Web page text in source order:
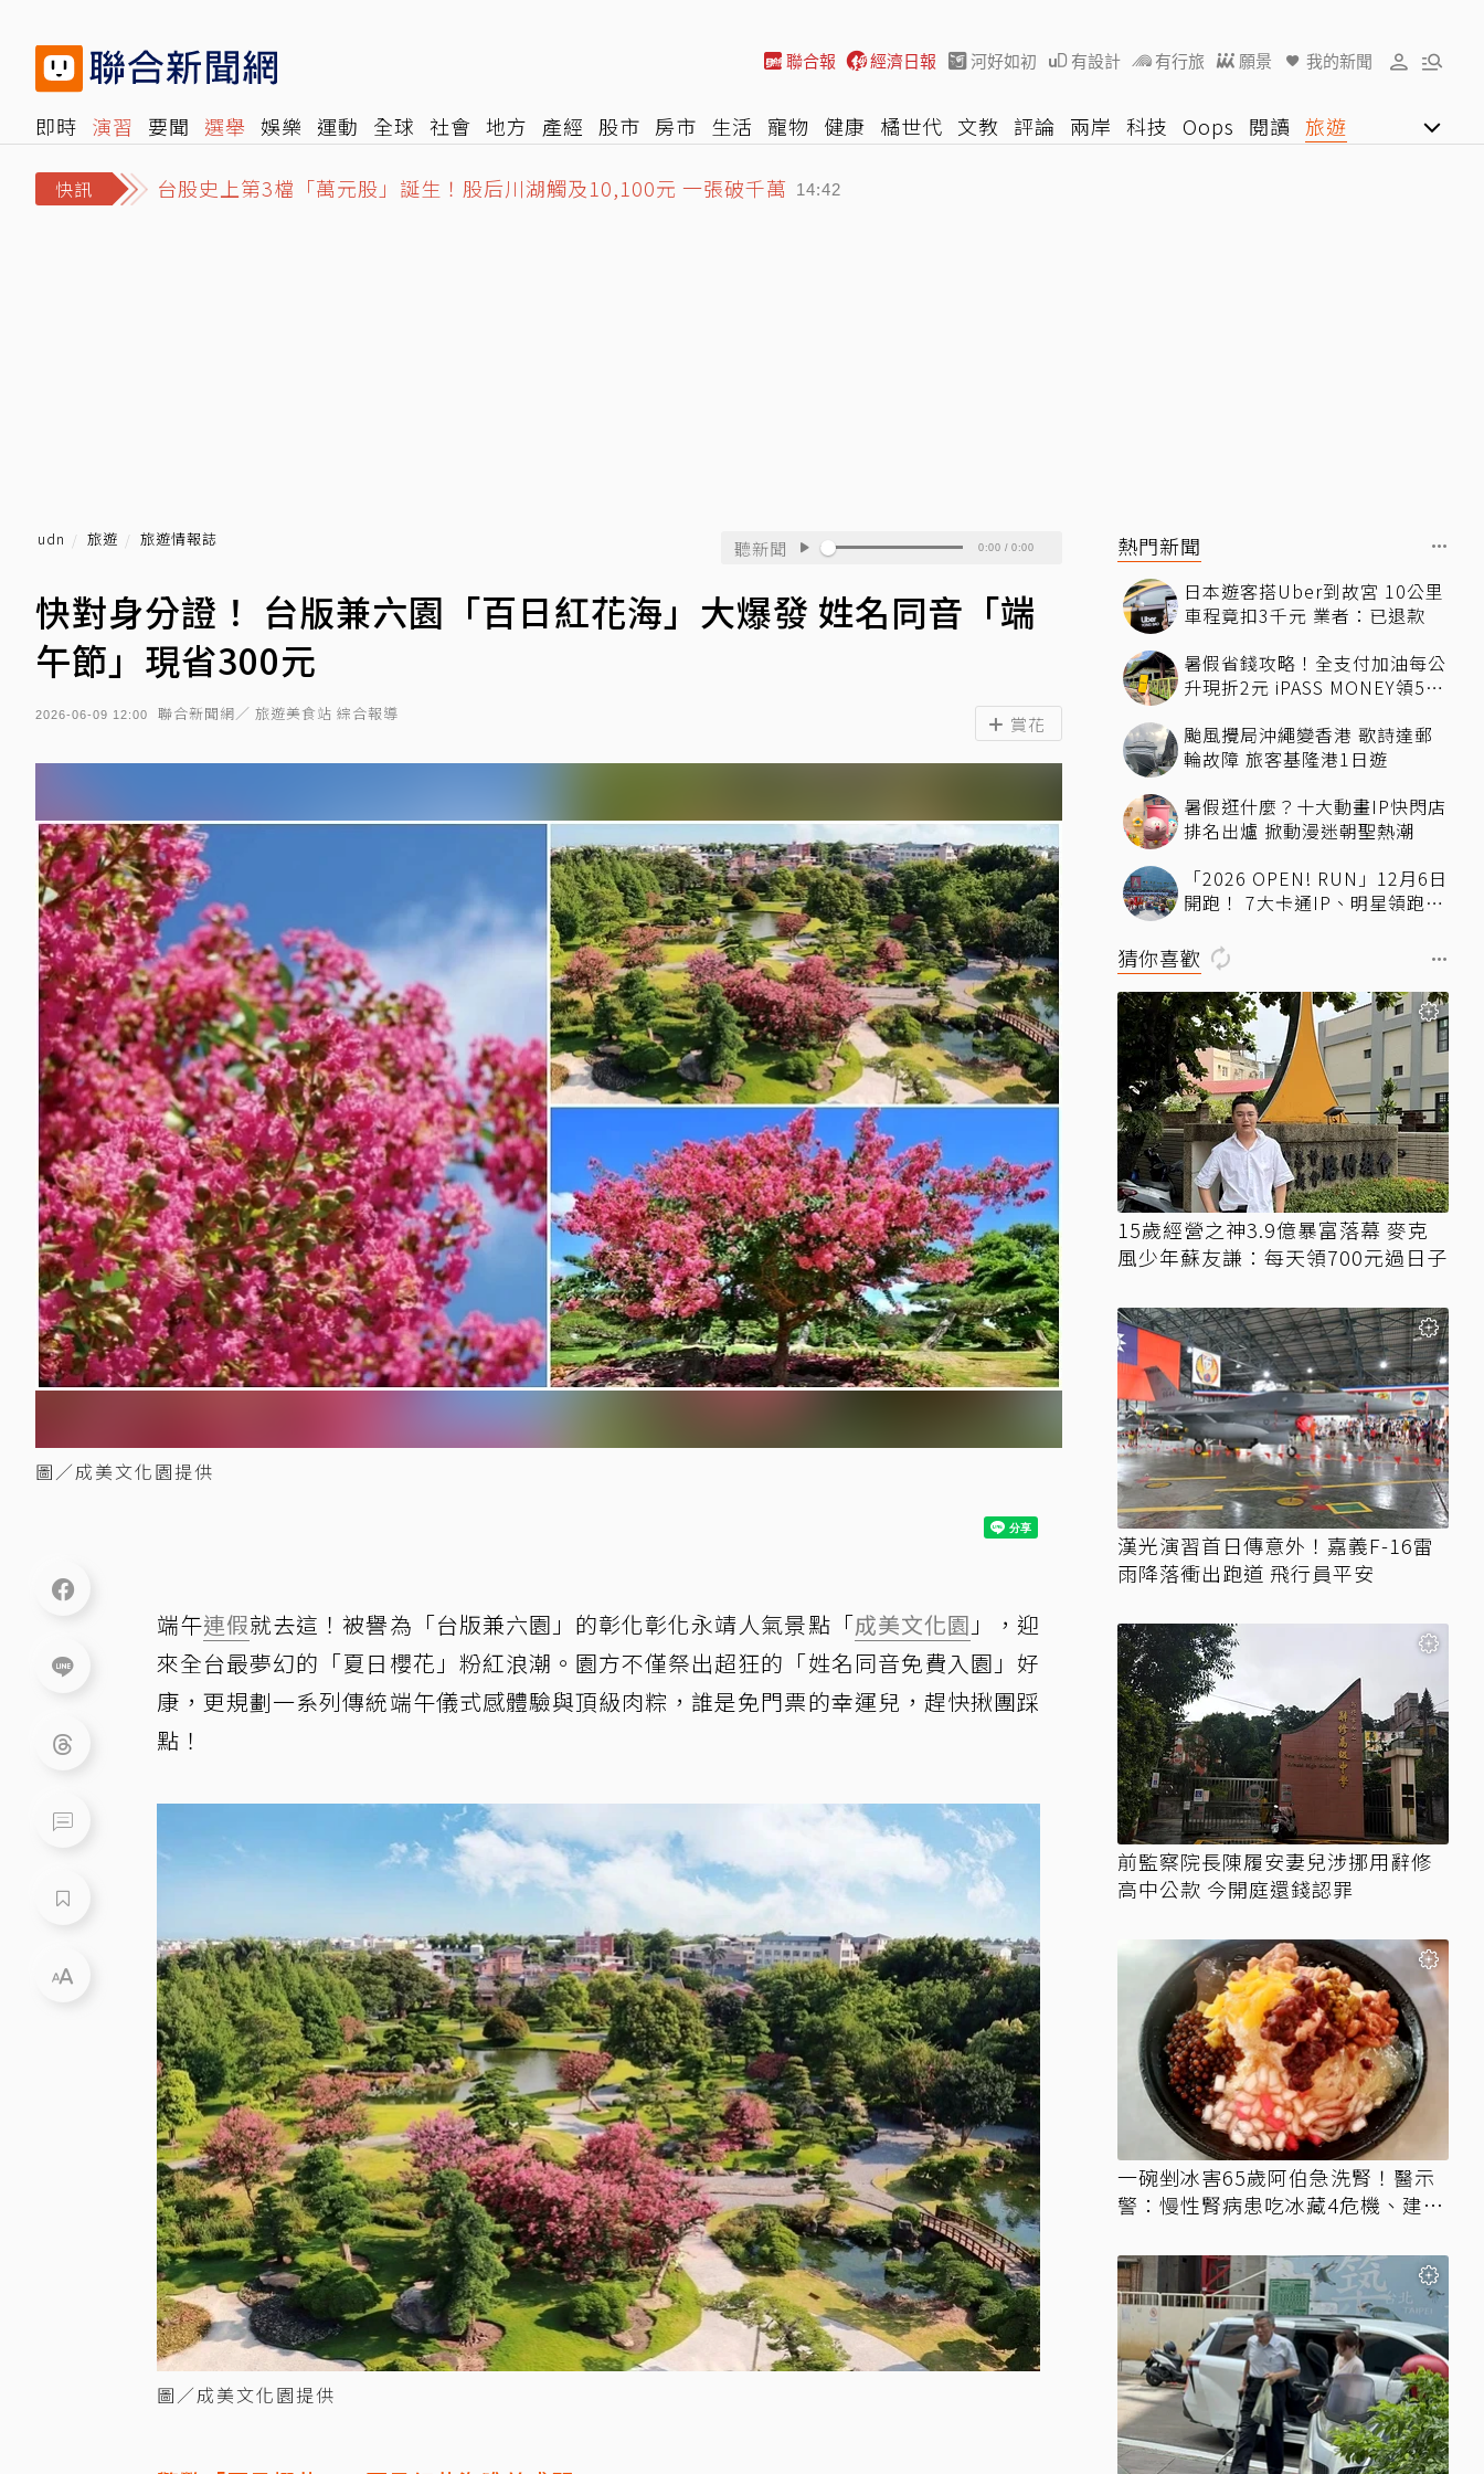
聯合報 經濟日報 河好如初 有設計 有行旅 願景 我的新聞
即時 演習 要聞 選舉 娛樂 運動 全球 社會 地方 產經 股市 房市 生活 寵物 健康 橘世代 文教 評論 兩岸 科技 Oops 閱讀 旅遊
快訊
台股史上第3檔「萬元股」誕生！股后川湖觸及10,100元 一張破千萬
盧秀燕挑戰2028「不會讓大家失望」？鄭照新唱耶誕歌：時間到就知答案
udn 旅遊 旅遊情報誌 聽新聞 0:00 / 0:00
快對身分證！ 台版兼六園「百日紅花海」大爆發 姓名同音「端
午節」現省300元
2026-06-09 12:00 聯合新聞網／ 旅遊美食站 綜合報導 賞花
圖／成美文化園提供
端午連假就去這！被譽為「台版兼六園」的彰化彰化永靖人氣景點「成美文化園 」，迎
來全台最夢幻的「夏日櫻花」粉紅浪潮。園方不僅祭出超狂的「姓名同音免費入園」好
康，更規劃一系列傳統端午儀式感體驗與頂級肉粽，誰是免門票的幸運兒，趕快揪團踩
點！
圖／成美文化園提供
熱門新聞
日本遊客搭Uber到故宮 10公里
車程竟扣3千元 業者：已退款
暑假省錢攻略！全支付加油每公
升現折2元 iPASS MONEY領50
颱風攪局沖繩變香港 歌詩達郵
輪故障 旅客基隆港1日遊
暑假逛什麼？十大動畫IP快閃店
排名出爐 掀動漫迷朝聖熱潮
「2026 OPEN! RUN」12月6日
開跑！ 7大卡通IP、明星領跑熱
猜你喜歡
15歲經營之神3.9億暴富落幕 麥克
風少年蘇友謙：每天領700元過日子
漢光演習首日傳意外！嘉義F-16雷
雨降落衝出跑道 飛行員平安
前監察院長陳履安妻兒涉挪用辭修
高中公款 今開庭還錢認罪
一碗剉冰害65歲阿伯急洗腎！醫示
警：慢性腎病患吃冰藏4危機、建議